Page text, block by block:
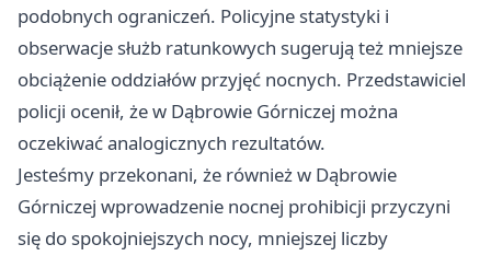
podobnych ograniczeń. Policyjne statystyki i
obserwacje służb ratunkowych sugerują też mniejsze
obciążenie oddziałów przyjęć nocnych. Przedstawiciel
policji ocenił, że w Dąbrowie Górniczej można
oczekiwać analogicznych rezultatów.
Jesteśmy przekonani, że również w Dąbrowie
Górniczej wprowadzenie nocnej prohibicji przyczyni
się do spokojniejszych nocy, mniejszej liczby